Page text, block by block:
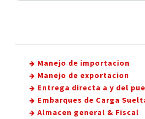
Manejo de importacion
Manejo de exportacion
Entrega directa a y del
Embarques de Carga
Almacen general & Fiscal